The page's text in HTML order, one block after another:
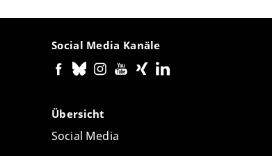
Social Media Kanäle
Übersicht
Social Media